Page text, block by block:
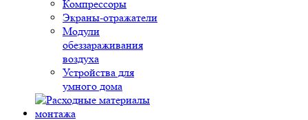
Компрессоры
Экраны-отражатели
Модули
обеззараживания
воздуха
Устройства для
умного дома